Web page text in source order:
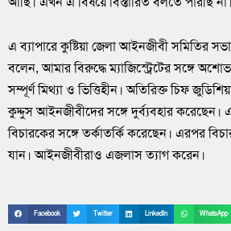
এ ব্যাপারে কুষ্টিয়া জেলা আইনজীবী সমিতির
বলেন, আমার বিরুদ্ধে ম্যাজিস্ট্রেটের সঙ্গে
সম্পূর্ণ মিথ্যা ও ভিত্তিহীন। অতিরিক্ত চিফ
কুদ্দুস আইনজীবীদের সঙ্গে দুর্ব্যবহার
বিচারকের সঙ্গে তর্কাতর্কি করেছেন। এরপর
যান। আইনজীবীরাও এজলাস ত্যাগ করেন।
Facebook Twitter LinkedIn WhatsApp